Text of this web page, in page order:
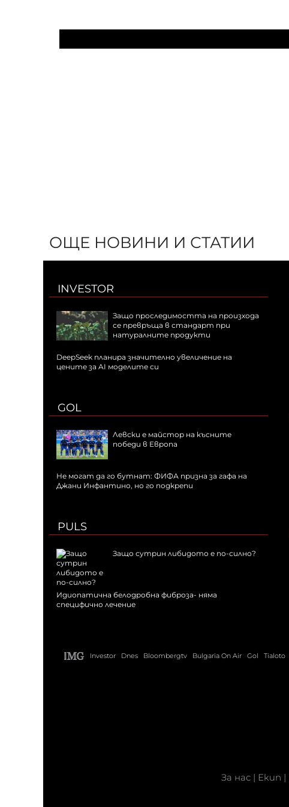
ОЩЕ НОВИНИ И СТАТИИ
INVESTOR
Защо проследимостта на произхода
се превръща в стандарт при
натуралните продукти
DeepSeek планира значително увеличение на
цените за AI моделите си
GOL
Левски е майстор на късните
победи в Европа
Не могат да го бутнат: ФИФА призна за гафа на
Джани Инфантино, но го подкрепи
PULS
Защо сутрин либидото е по-силно?
Идиопатична белодробна фиброза- няма
специфично лечение
Investor Dnes Bloombergtv Bulgaria On Air Gol Tialoto
За нас| Екип |